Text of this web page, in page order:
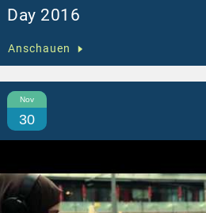
Day 2016
Anschauen
Nov
30